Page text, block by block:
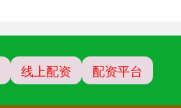
线上配资 配资平台